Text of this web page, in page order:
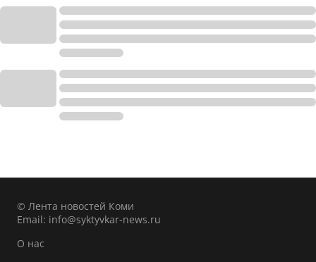
© Лента новостей Коми
Email: info@syktyvkar-news.ru
О нас